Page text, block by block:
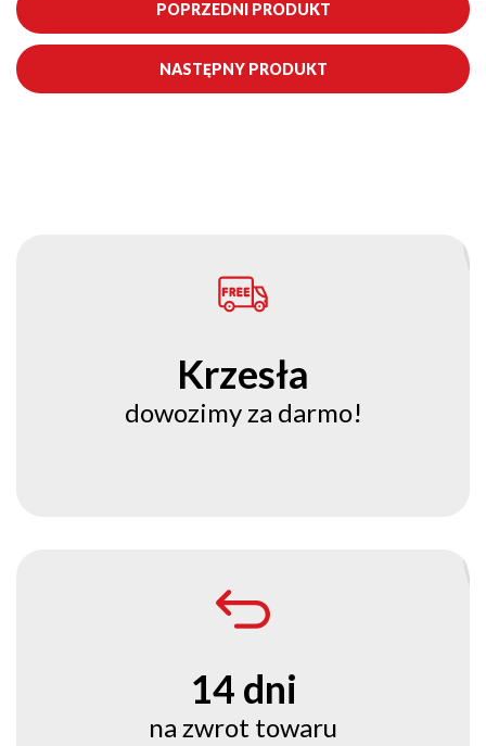
POPRZEDNI PRODUKT
NASTĘPNY PRODUKT
Krzesła
dowozimy za darmo!
14 dni
na zwrot towaru